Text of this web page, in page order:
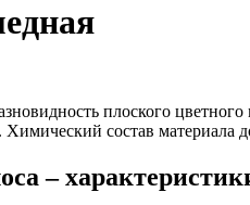
плоского
Химический состав материала
–